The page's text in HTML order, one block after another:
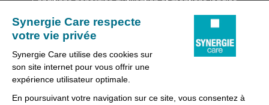
Fraudes & Hameçonnages
Lanceur d'alertes